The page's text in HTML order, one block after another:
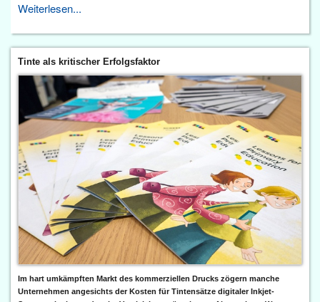
Weiterlesen...
Tinte als kritischer Erfolgsfaktor
Im hart umkämpften Markt des kommerziellen Drucks zögern manche
Unternehmen angesichts der Kosten für Tintensätze digitaler Inkjet-